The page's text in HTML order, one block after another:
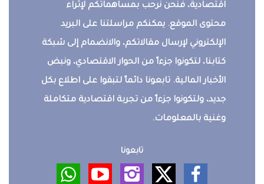
اقتصادية، فنحن نرحب بمساهماتكم لإثراء
محتوى الموقع. يمكنكم مراسلتنا على البريد
الإلكتروني لإرسال مقالاتكم، والانضمام إلى شبكة
كتابنا، لتكونوا جزءاً من الحوار الاقتصادي، ونبض
الأخبار المالية. تابعونا دائماً لتبقوا على اطلاع بكل
جديد، ولتكونوا جزءاً من تجربة اقتصادية متكاملة
وغنية بالمعلومات.
تابعونا